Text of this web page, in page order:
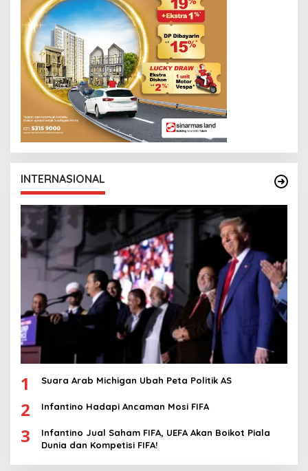
INTERNASIONAL
1 Suara Arab Michigan Ubah Peta Politik AS
2 Infantino Hadapi Ancaman Mosi FIFA
3
Infantino Jual Saham FIFA, UEFA Akan Boikot Piala
Dunia dan Kompetisi FIFA!